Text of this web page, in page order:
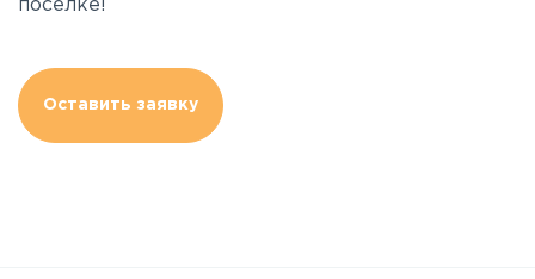
поселке!
Оставить заявку